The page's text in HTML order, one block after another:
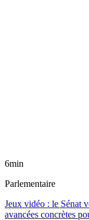
6min
Parlementaire
Jeux vidéo : le Sénat
avancées concrètes